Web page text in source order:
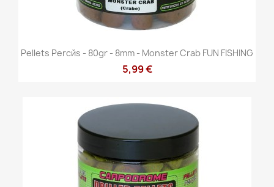
Pellets Percйs - 80gr - 8mm - Monster Crab FUN FISHING
5,99 €